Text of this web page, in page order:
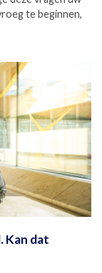
te beginnen,
Kan dat